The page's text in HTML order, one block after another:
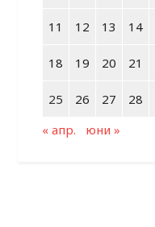
11 12 13 14
18 19 20 21
25 26 27 28
« апр.
юни »